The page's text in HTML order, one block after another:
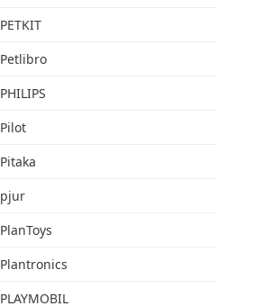
PETKIT
Petlibro
PHILIPS
Pilot
Pitaka
pjur
PlanToys
Plantronics
PLAYMOBIL